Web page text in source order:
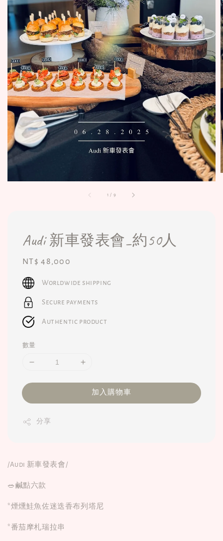
1 / 9
Audi 新車發表會_約50人
Regular
price
NT$ 48,000
Worldwide shipping
Secure payments
Authentic product
數量
加入購物車
分享
/Audi 新車發表會/
🥗鹹點六款
*煙燻鮭魚佐迷迭香布列塔尼
*番茄摩札瑞拉串